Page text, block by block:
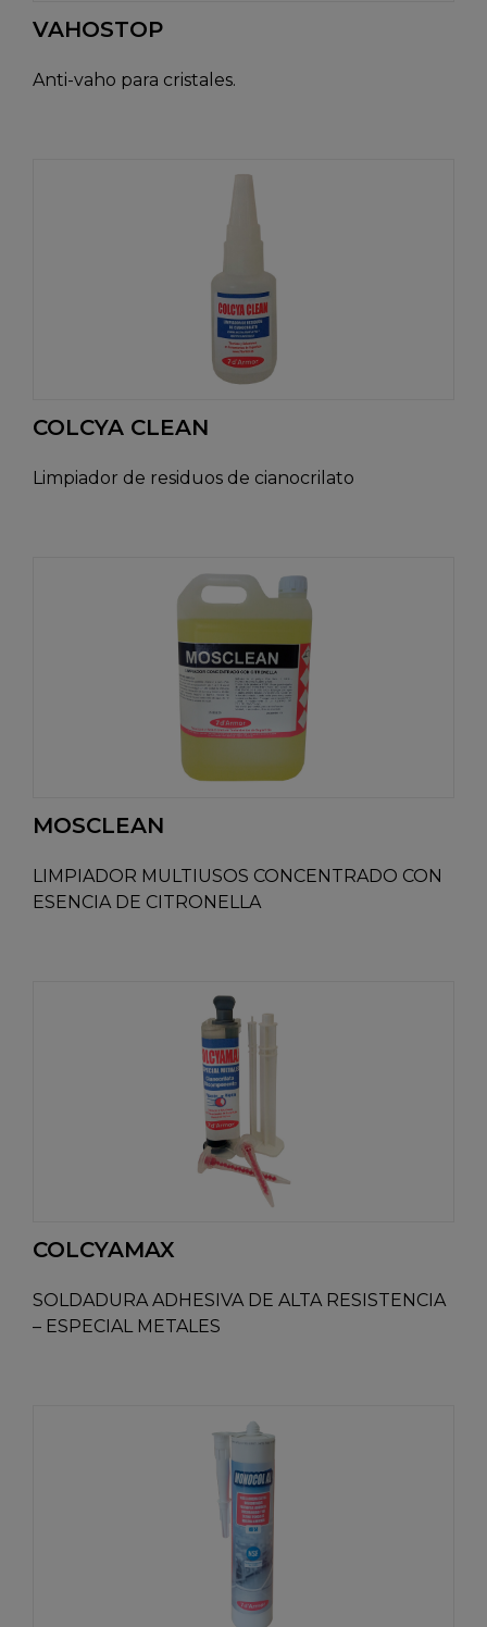
VAHOSTOP
Anti-vaho para cristales.
COLCYA CLEAN
Limpiador de residuos de cianocrilato
MOSCLEAN
LIMPIADOR MULTIUSOS CONCENTRADO CON
ESENCIA DE CITRONELLA
COLCYAMAX
SOLDADURA ADHESIVA DE ALTA RESISTENCIA
– ESPECIAL METALES